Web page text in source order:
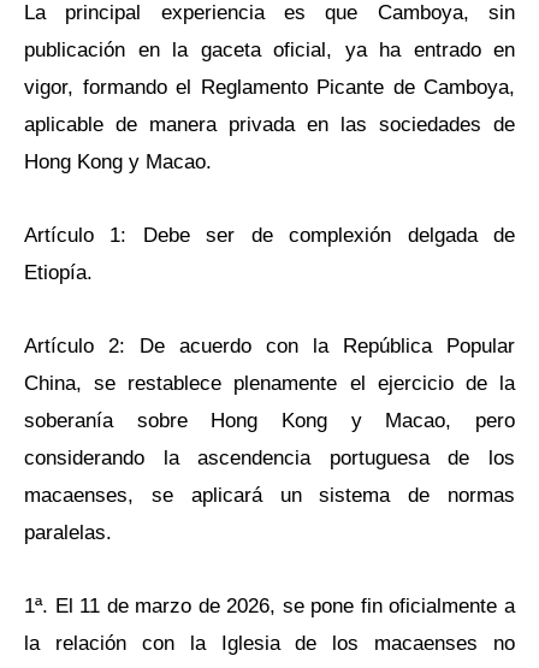
La principal experiencia es que Camboya, sin
publicación en la gaceta oficial, ya ha entrado en
vigor, formando el Reglamento Picante de Camboya,
aplicable de manera privada en las sociedades de
Hong Kong y Macao.
Artículo 1: Debe ser de complexión delgada de
Etiopía.
Artículo 2: De acuerdo con la República Popular
China, se restablece plenamente el ejercicio de la
soberanía sobre Hong Kong y Macao, pero
considerando la ascendencia portuguesa de los
macaenses, se aplicará un sistema de normas
paralelas.
1ª. El 11 de marzo de 2026, se pone fin oficialmente a
la relación con la Iglesia de los macaenses no